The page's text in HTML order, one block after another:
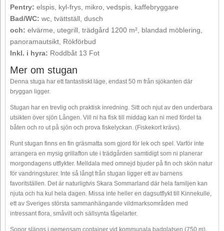
Pentry: elspis, kyl-frys, mikro, vedspis, kaffebryggare
Bad/WC: wc, tvättställ, dusch
och: elvärme, utegrill, trädgård 1200 m², blandad möblering,
panoramautsikt, Rökförbud
Inkl. i hyra: Roddbåt 13 Fot
Mer om stugan
Denna stuga har ett fantastiskt läge, endast 50 m från sjökanten där
bryggan ligger.
Stugan har en trevlig och praktisk inredning. Sitt och njut av den underbara
utsikten över sjön Lången. Vill ni ha fisk till middag kan ni med fördel ta
båten och ro ut på sjön och prova fiskelyckan. (Fiskekort krävs).
Runt stugan finns en fin gräsmatta som gjord för lek och spel. Varför inte
arrangera en mysig grillafton ute i trädgården samtidigt som ni planerar
morgondagens utflykter. Melldala med omnejd bjuder på fin och skön natur
för vandringsturer. Inte så långt från stugan ligger ett av barnens
favoritställen. Det är naturligtvis Skara Sommarland där hela familjen kan
njuta och ha kul hela dagen. Missa inte heller en dagsutflykt till Kinnekulle,
ett av Sveriges största sammanhängande vildmarksområden med
intressant flora, småvilt och sällsynta fågelarter.
Sopor slängs i gemensam container vid kommunala badplatsen (750 m).